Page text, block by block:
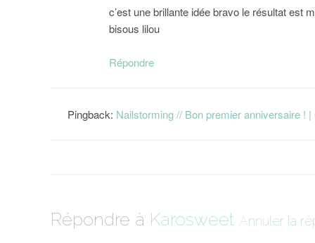
c’est une brillante idée bravo le résultat est
bisous lilou
Répondre
Pingback: Nailstorming // Bon premier anniversaire !
Répondre à Karosweet Annuler la